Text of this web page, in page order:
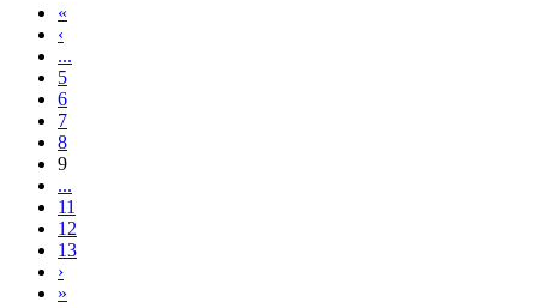
«
‹
...
5
6
7
8
9
...
11
12
13
›
»